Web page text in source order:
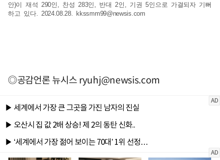
안)이 재석 290인, 찬성 283인, 반대 2인, 기권 5인으로 가결되자 기뻐
하고 있다. 2024.08.28.
kkssmm99@newsis.com
◎공감언론 뉴시스ryuhj@newsis.com